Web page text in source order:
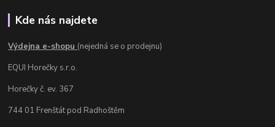
Kde nás najdete
Výdejna e-shopu (nejedná se o prodejnu)
EQUI Horečky s.r.o.
Horečky č. ev. 367
744 01 Frenštát pod Radhoštěm